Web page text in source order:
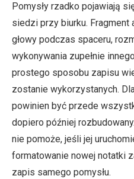
Pomysły rzadko pojawiają
siedzi przy biurku. Fragment
głowy podczas spaceru,
wykonywania zupełnie
prostego sposobu zapisu
zostanie wykorzystanych.
powinien być przede
dopiero później
nie pomoże, jeśli jej
formatowanie nowej notatki
zapis samego pomysłu.